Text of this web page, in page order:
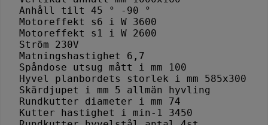
Anhåll tilt 45 ° -90 °
Motoreffekt s6 i W 3600
Motoreffekt s1 i W 2600
Ström 230V
Matningshastighet 6,7
Spåndose utsug mått i mm 100
Hyvel planbordets storlek i mm 585x300
Skärdjupet i mm 5 allmän hyvling
Rundkutter diameter i mm 74
Kutter hastighet i min-1 3450